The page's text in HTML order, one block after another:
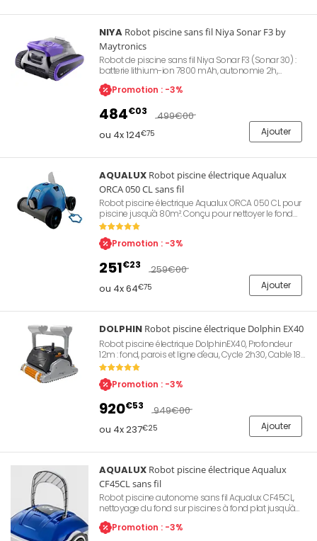
NIYA Robot piscine sans fil Niya Sonar F3 by
Maytronics
Robot de piscine sans fil Niya Sonar F3 (Sonar 30) :
batterie lithium-ion 7800 mAh, autonomie 2h,
navigation intelligente par sonar, trois moteurs
puissants, brosses actives, filtration 200 microns
d'eau, pour piscines jusqu'à 10 m, poids 8,7 kg,
Promotion : -3%
484€03 499€00
ou 4x 124€75 Ajouter
AQUALUX Robot piscine électrique Aqualux
ORCA 050 CL sans fil
Robot piscine électrique Aqualux ORCA 050 CL pour
piscine jusqu'à 80m². Conçu pour nettoyer le fond
des piscines de toutes formes, tous revêtements. Il
propose 1 cycle de nettoyage de 90mn. Sans fil, sur
batterie rechargeable. Revient le long de la paroi en
système de filtration jusqu’à 5 microns.
Promotion : -3%
251€23 259€00
ou 4x 64€75 Ajouter
DOLPHIN Robot piscine électrique Dolphin EX40
Robot piscine électrique DolphinEX40, Profondeur
12m : fond, parois et ligne d'eau, Cycle 2h30, Cable 18
m, Bac filtrant, Brosses combinées.
Promotion : -3%
920€53 949€00
ou 4x 237€25 Ajouter
AQUALUX Robot piscine électrique Aqualux
CF45CL sans fil
Robot piscine autonome sans fil Aqualux CF45CL,
nettoyage du fond sur piscines à fond plat jusqu'à
50 m². Batterie lithium 2 600 mAh, cycle de 50 min.
Aspiration 8 m³/h, filtration tamis 180 microns,
Promotion : -3%